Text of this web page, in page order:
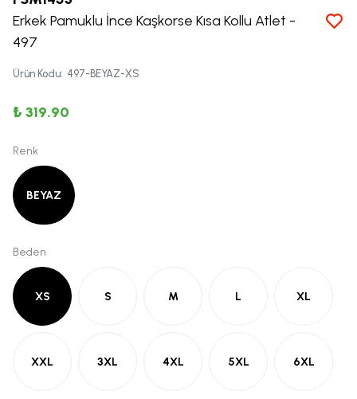
Erkek Pamuklu İnce Kaşkorse Kısa Kollu Atlet -
497
Ürün Kodu: 497-BEYAZ-XS
₺ 319.90
Renk
BEYAZ
Beden
XS S M L XL
XXL 3XL 4XL 5XL 6XL